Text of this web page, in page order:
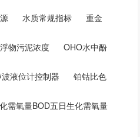
水质常规指标 重金
物污泥浓度 OHO水中酚
液位计控制器 铂钴比色
需氧量BOD五日生化需氧量